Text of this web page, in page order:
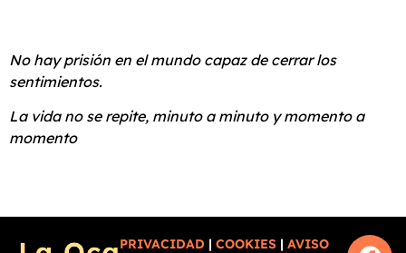
No hay prisión en el mundo capaz de cerrar los
sentimientos.
La vida no se repite, minuto a minuto y momento a
momento
PRIVACIDAD | COOKIES | AVISO